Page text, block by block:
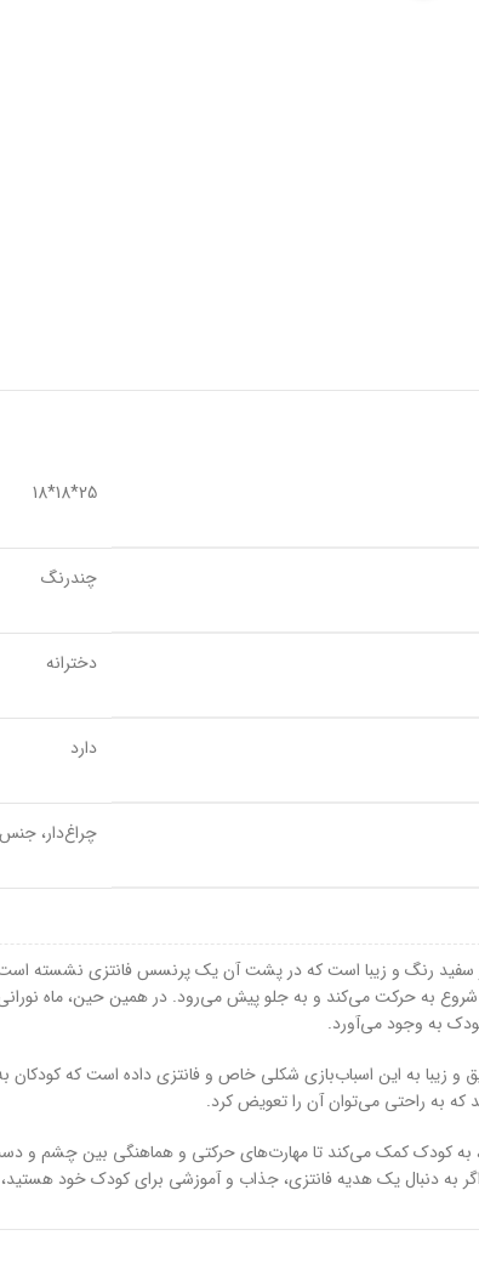
25*18*18
چندرنگ
دخترانه
دارد
چراغ‌دار،
سفید رنگ و زیبا است که در پشت آن یک پرنسس فانتزی نشسته
به حرکت می‌کند و به جلو پیش می‌رود. در همین حین، ماه
به وجود می‌آورد.
که به راحتی می‌توان آن را تعویض کرد.
به کودک کمک می‌کند تا مهارت‌های حرکتی و هماهنگی بین
به دنبال یک هدیه فانتزی، جذاب و آموزشی برای کودک خود